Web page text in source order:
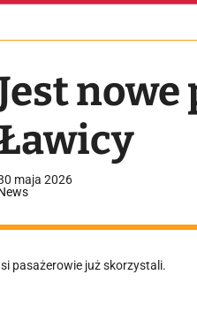
maja 2026
pasażerowie już skorzystali.